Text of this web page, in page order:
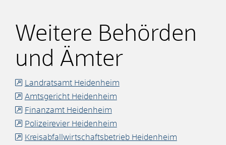
Weitere Behörden
und Ämter
Landratsamt Heidenheim
Amtsgericht Heidenheim
Finanzamt Heidenheim
Polizeirevier Heidenheim
Kreisabfallwirtschaftsbetrieb Heidenheim